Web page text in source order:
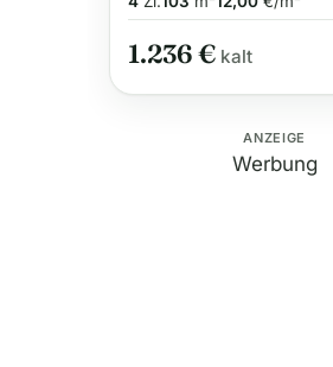
1.236 €kalt
ANZEIGE
Werbung